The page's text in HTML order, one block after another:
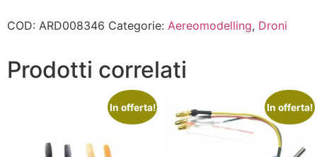
COD: ARD008346 Categorie: Aereomodelling, Droni
Prodotti correlati
In offerta! In offerta!